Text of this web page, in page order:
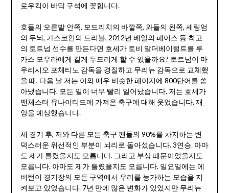
로우킥이 바닥 구석에 꽂힙니다.
호들의 오른발 안쪽, 모드리치의 바깥쪽, 와들의 왼쪽, 셰링엄
의 두뇌, 가스코인의 드리블, 2012년 베일의 페이스 등 최고
의 토트넘 선수를 만든다면 호세가 토비 알더베이럴트를 루
카스 모우라에게 길게 두드리게 할 수 있을까요? 토트넘이 마
우리시오 포체티노 감독을 경질하고 무리뉴 감독으로 교체했
을 때, 다음 날 저는 이와 매우 비슷한 페이지에 800단어를 쏟
아냈습니다. 모든 일이 너무 빨리 일어났습니다. 저는 호세가
맨체스터 유나이티드에 가져온 축구에 대해 웃었습니다. 재
앙을 예상했습니다.
세 경기 후, 저와 다른 모든 축구 팬들의 90%를 차지하는 변
덕스러운 위선적인 부분이 뇌리로 돌아섰습니다. 3연승. 아마
도 제가 틀렸을지도 모릅니다. 그리고 부상 때문이었을지도
모릅니다. 아마도 제가 틀렸을지도 모릅니다. 일요일에는 에
버턴이 경기장의 모든 구역에서 우리를 능가하는 모습을 지
켜보고 있었습니다. 7년 만에 많은 변화가 있었지만 무리뉴